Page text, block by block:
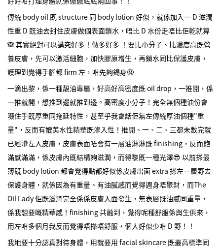
傳統 body oil 既 structure 同 body lotion 好似，就係加入一 D 滋潤
性重 D 既油去封住皮膚做個表面鎖水，唔比 D 水份走唔比佢乾就算
🙈 其實絕對可以講究好多！做多好多 ！要比小分子、比濃度高既營
養皮膚，先可以激活細胞，加快膠原增生，再鎖水同比保護皮膚，
護理到覺得手腳都 firm 左，咁先夠錫身🤤
一滴出黎，係一種靚油專屬，好高好高密度既 oil drop，一推開，係
一推就開，想推到邊就推到邊。高密度小分子！完全無個種油份會
啜住手既厚重同拖延特性，甚至乎我會話佢無左傳統厚油個種"重
量"，反而有媲美水性精華既滲入性！推開、一、二、三都未數完就
已經滲左入皮膚，皮膚表面唔會有一層油淋淋既 finishing，反而飽
滿感滿滿，係皮膚內既結構夠滋潤，而得黎既一種光澤😎 以前搽最
薄既 body lotion 都會覺得點都好似係皮膚出面 extra 搽左一層野去
保護身體，就係因為有重量、有油膩感而覺得週身唔聚財，而The
Oil Lady 佢既滋潤完全係係皮膚入面發生，無表層既油膩同重量，
係我想要嘅精華感！finishing 共融到，覺得呢種舒服係與生俱來，
用左咁多個月我反而覺得唔搽唔舒服，個人好似少咁 D 野！！
我地要十分認真對待身體，用就要用 facial skincare 既最高標準同